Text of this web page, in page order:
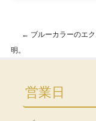
Post
← ブルーカラーのエ
明。
営業日